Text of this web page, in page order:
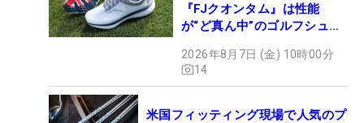
『FJクオンタム』は性能
が“ど真ん中”のゴルフシュー
2026年8月7日 (金) 10時00分
14
米国フィッティング現場で人気のプ